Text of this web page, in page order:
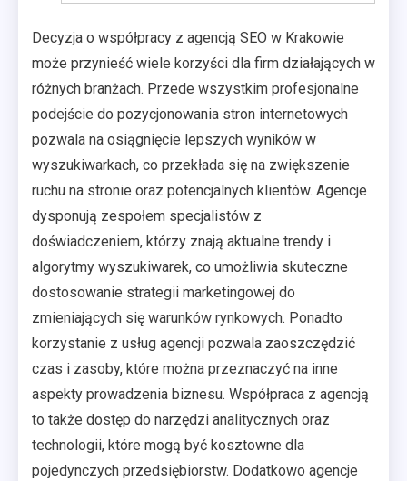
Decyzja o współpracy z agencją SEO w Krakowie
może przynieść wiele korzyści dla firm działających w
różnych branżach. Przede wszystkim profesjonalne
podejście do pozycjonowania stron internetowych
pozwala na osiągnięcie lepszych wyników w
wyszukiwarkach, co przekłada się na zwiększenie
ruchu na stronie oraz potencjalnych klientów. Agencje
dysponują zespołem specjalistów z
doświadczeniem, którzy znają aktualne trendy i
algorytmy wyszukiwarek, co umożliwia skuteczne
dostosowanie strategii marketingowej do
zmieniających się warunków rynkowych. Ponadto
korzystanie z usług agencji pozwala zaoszczędzić
czas i zasoby, które można przeznaczyć na inne
aspekty prowadzenia biznesu. Współpraca z agencją
to także dostęp do narzędzi analitycznych oraz
technologii, które mogą być kosztowne dla
pojedynczych przedsiębiorstw. Dodatkowo agencje